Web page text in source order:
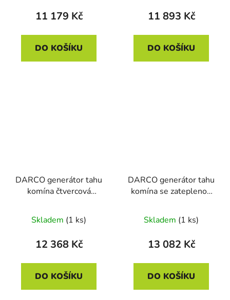
11 179 Kč
DO KOŠÍKU
11 893 Kč
DO KOŠÍKU
DARCO generátor tahu
komína čtvercová
Skladem (1 ks)
12 368 Kč
DO KOŠÍKU
DARCO generátor tahu
komína se zateplenou
Skladem (1 ks)
13 082 Kč
DO KOŠÍKU